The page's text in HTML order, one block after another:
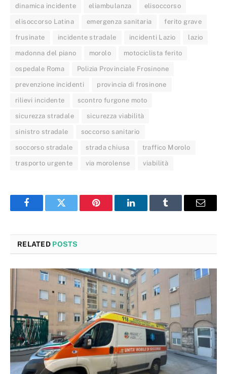
dinamica incidente eliambulanza elisoccorso
elisoccorso Latina emergenza sanitaria ferito grave
frusinate incidente stradale incidenti Lazio lazio
madonna del piano morolo motociclista ferito
ospedale Roma Polizia Provinciale Frosinone
prevenzione incidenti provincia di frosinone
rilievi incidente scontro furgone moto
sicurezza stradale sicurezza viabilità
sinistro stradale soccorso sanitario
soccorso stradale strada chiusa traffico Morolo
trasporto urgente via morolense viabilità
FacebookTwitter Pinterest LinkedInTumblr Email
RELATED POSTS